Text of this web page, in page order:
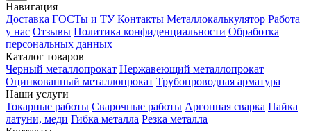
Навигация
Доставка ГОСТы и ТУ Контакты Металлокалькулятор Работа
у нас Отзывы Политика конфиденциальности Обработка
персональных данных
Каталог товаров
Черный металлопрокат Нержавеющий металлопрокат
Оцинкованный металлопрокат Трубопроводная арматура
Наши услуги
Токарные работы Сварочные работы Аргонная сварка Пайка
латуни, меди Гибка металла Резка металла